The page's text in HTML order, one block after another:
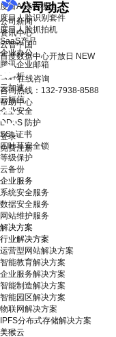
公司动态
公司新闻
资讯中心
云智中国
百度数据中心开放日 NEW
在线咨询
咨询热线：132-7938-8588
帮助中心
登录
免费注册
度目AI镜头模组
度目人脸识别套件
度目人脸抓拍机
SaaS产品
企业办公
腾讯企业邮箱
云解析
云加速
云短信
企业安全
DDoS 防护
SSL证书
四叶草安全锁
等级保护
云备份
企业服务
系统安全服务
数据安全服务
网站维护服务
解决方案
行业解决方案
运营型网站解决方案
智能教育解决方案
企业服务解决方案
智能制造解决方案
智能园区解决方案
物联网解决方案
IPFS分布式存储解决方案
美猴云